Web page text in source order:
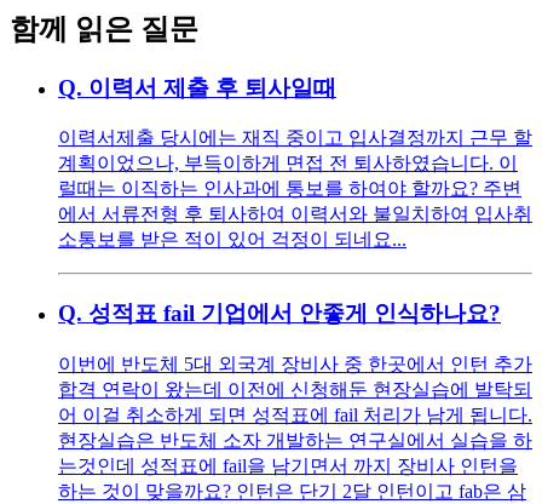
함께 읽은 질문
Q. 이력서 제출 후 퇴사일때
이력서제출 당시에는 재직 중이고 입사결정까지 근무 할
계획이었으나, 부득이하게 면접 전 퇴사하였습니다. 이
럴때는 이직하는 인사과에 통보를 하여야 할까요? 주변
에서 서류전형 후 퇴사하여 이력서와 불일치하여 입사취
소통보를 받은 적이 있어 걱정이 되네요...
Q. 성적표 fail 기업에서 안좋게 인식하나요?
이번에 반도체 5대 외국계 장비사 중 한곳에서 인턴 추가
합격 연락이 왔는데 이전에 신청해둔 현장실습에 발탁되
어 이걸 취소하게 되면 성적표에 fail 처리가 남게 됩니다.
현장실습은 반도체 소자 개발하는 연구실에서 실습을 하
는것인데 성적표에 fail을 남기면서 까지 장비사 인턴을
하는 것이 맞을까요? 인턴은 단기 2달 인턴이고 fab은 삼